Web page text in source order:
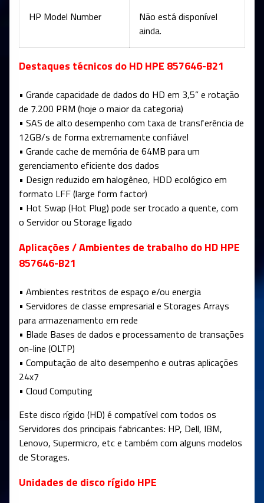
HP Model Number
Não está disponível
ainda.
Destaques técnicos do HD HPE 857646-B21
• Grande capacidade de dados do HD em 3,5” e rotação
de 7.200 PRM (hoje o maior da categoria)
• SAS de alto desempenho com taxa de transferência de
12GB/s de forma extremamente confiável
• Grande cache de memória de 64MB para um
gerenciamento eficiente dos dados
• Design reduzido em halogêneo, HDD ecológico em
formato LFF (large form factor)
• Hot Swap (Hot Plug) pode ser trocado a quente, com
o Servidor ou Storage ligado
Aplicações / Ambientes de trabalho do HD HPE
857646-B21
• Ambientes restritos de espaço e/ou energia
• Servidores de classe empresarial e Storages Arrays
para armazenamento em rede
• Blade Bases de dados e processamento de transações
on-line (OLTP)
• Computação de alto desempenho e outras aplicações
24x7
• Cloud Computing
Este disco rígido (HD) é compatível com todos os
Servidores dos principais fabricantes: HP, Dell, IBM,
Lenovo, Supermicro, etc e também com alguns modelos
de Storages.
Unidades de disco rígido HPE